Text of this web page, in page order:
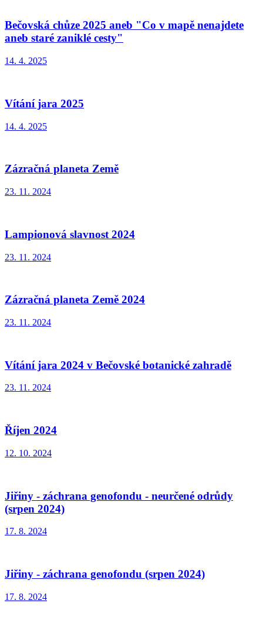
Bečovská chůze 2025 aneb "Co v mapě nenajdete
aneb staré zaniklé cesty"
14. 4. 2025
Vítání jara 2025
14. 4. 2025
Zázračná planeta Země
23. 11. 2024
Lampionová slavnost 2024
23. 11. 2024
Zázračná planeta Země 2024
23. 11. 2024
Vítání jara 2024 v Bečovské botanické zahradě
23. 11. 2024
Říjen 2024
12. 10. 2024
Jiřiny - záchrana genofondu - neurčené odrůdy
(srpen 2024)
17. 8. 2024
Jiřiny - záchrana genofondu (srpen 2024)
17. 8. 2024